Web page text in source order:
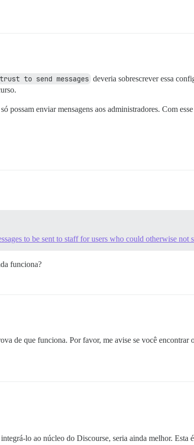
to send messages deveria sobrescrever essa
possam enviar mensagens aos administradores. Com
to be sent to staff for users who could otherwise not
funciona?
de que funciona. Por favor, me avise se você encontrar
lo ao núcleo do Discourse, seria ainda melhor. Esta